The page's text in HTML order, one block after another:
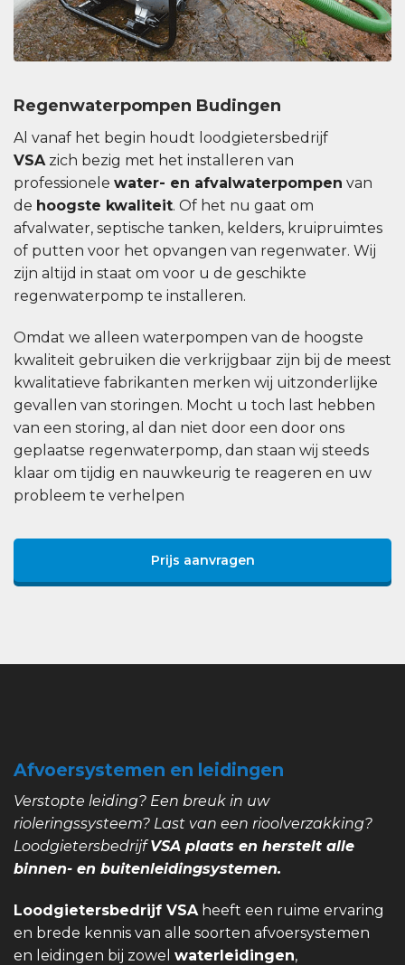
Regenwaterpompen Budingen
Al vanaf het begin houdt loodgietersbedrijf
VSAzich bezig met het installeren van
professionele water- en afvalwaterpompen van
de hoogste kwaliteit. Of het nu gaat om
afvalwater, septische tanken, kelders, kruipruimtes
of putten voor het opvangen van regenwater. Wij
zijn altijd in staat om voor u de geschikte
regenwaterpomp te installeren.
Omdat we alleen waterpompen van de hoogste
kwaliteit gebruiken die verkrijgbaar zijn bij de meest
kwalitatieve fabrikanten merken wij uitzonderlijke
gevallen van storingen. Mocht u toch last hebben
van een storing, al dan niet door een door ons
geplaatse regenwaterpomp, dan staan ​​wij steeds
klaar om tijdig en nauwkeurig te reageren en uw
probleem te verhelpen
Prijs aanvragen
Afvoersystemen en leidingen
Verstopte leiding? Een breuk in uw
rioleringssysteem? Last van een rioolverzakking?
LoodgietersbedrijfVSA plaats en herstelt alle
binnen- en buitenleidingsystemen.
Loodgietersbedrijf VSA heeft een ruime ervaring
en brede kennis van alle soorten afvoersystemen
en leidingen bij zowel waterleidingen,